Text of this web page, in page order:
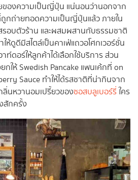
ของความเป็นญี่ปุ่น แน่นอนว่านอกจาก
กถ่ายทอดความเป็นญี่ปุ่นแล้ว ภายใน
อบตัวร้าน และผสมผสานกับธรรมชาติ
ห้ดูดีมีสไตล์เป็นคาเฟ่แถวอโศกเวอร์ชั่น
ดอร์ให้ลูกค้าได้เลือกใช้บริการ ส่วน
ให้ Swedish Pancake แพนเค้กที่ on
Sauce ทำให้ได้รสชาติที่น่ากินจาก
นหวานอมเปรี้ยวของซอสบลูเบอร์รี่ใคร
สักครั้ง